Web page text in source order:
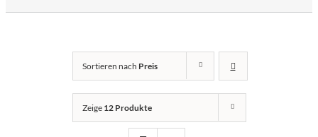
Sortieren nach Preis
Zeige 12 Produkte